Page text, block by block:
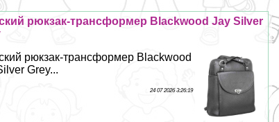
рюкзак-трaнcформер Blackwood Jay Silver
рюкзак-трaнcформер Blackwood
Grey...
24 07 2026 3:26:19